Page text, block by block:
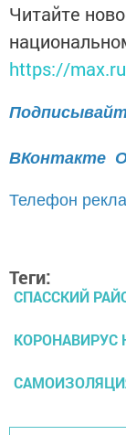
Читайте
https://
ВКонтакте
Телефон
Теги:
СПАССКИЙ
КОРОНАВИРУС